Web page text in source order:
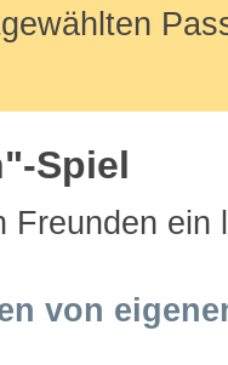
Spiel
Freunden
von